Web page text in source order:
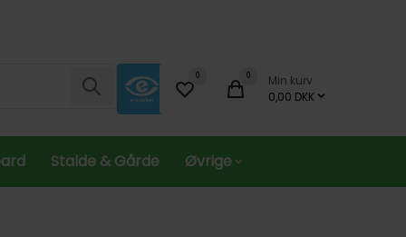
Søg
0 0
Min kurv
0,00 DKK
Stalde & Gårde Øvrige